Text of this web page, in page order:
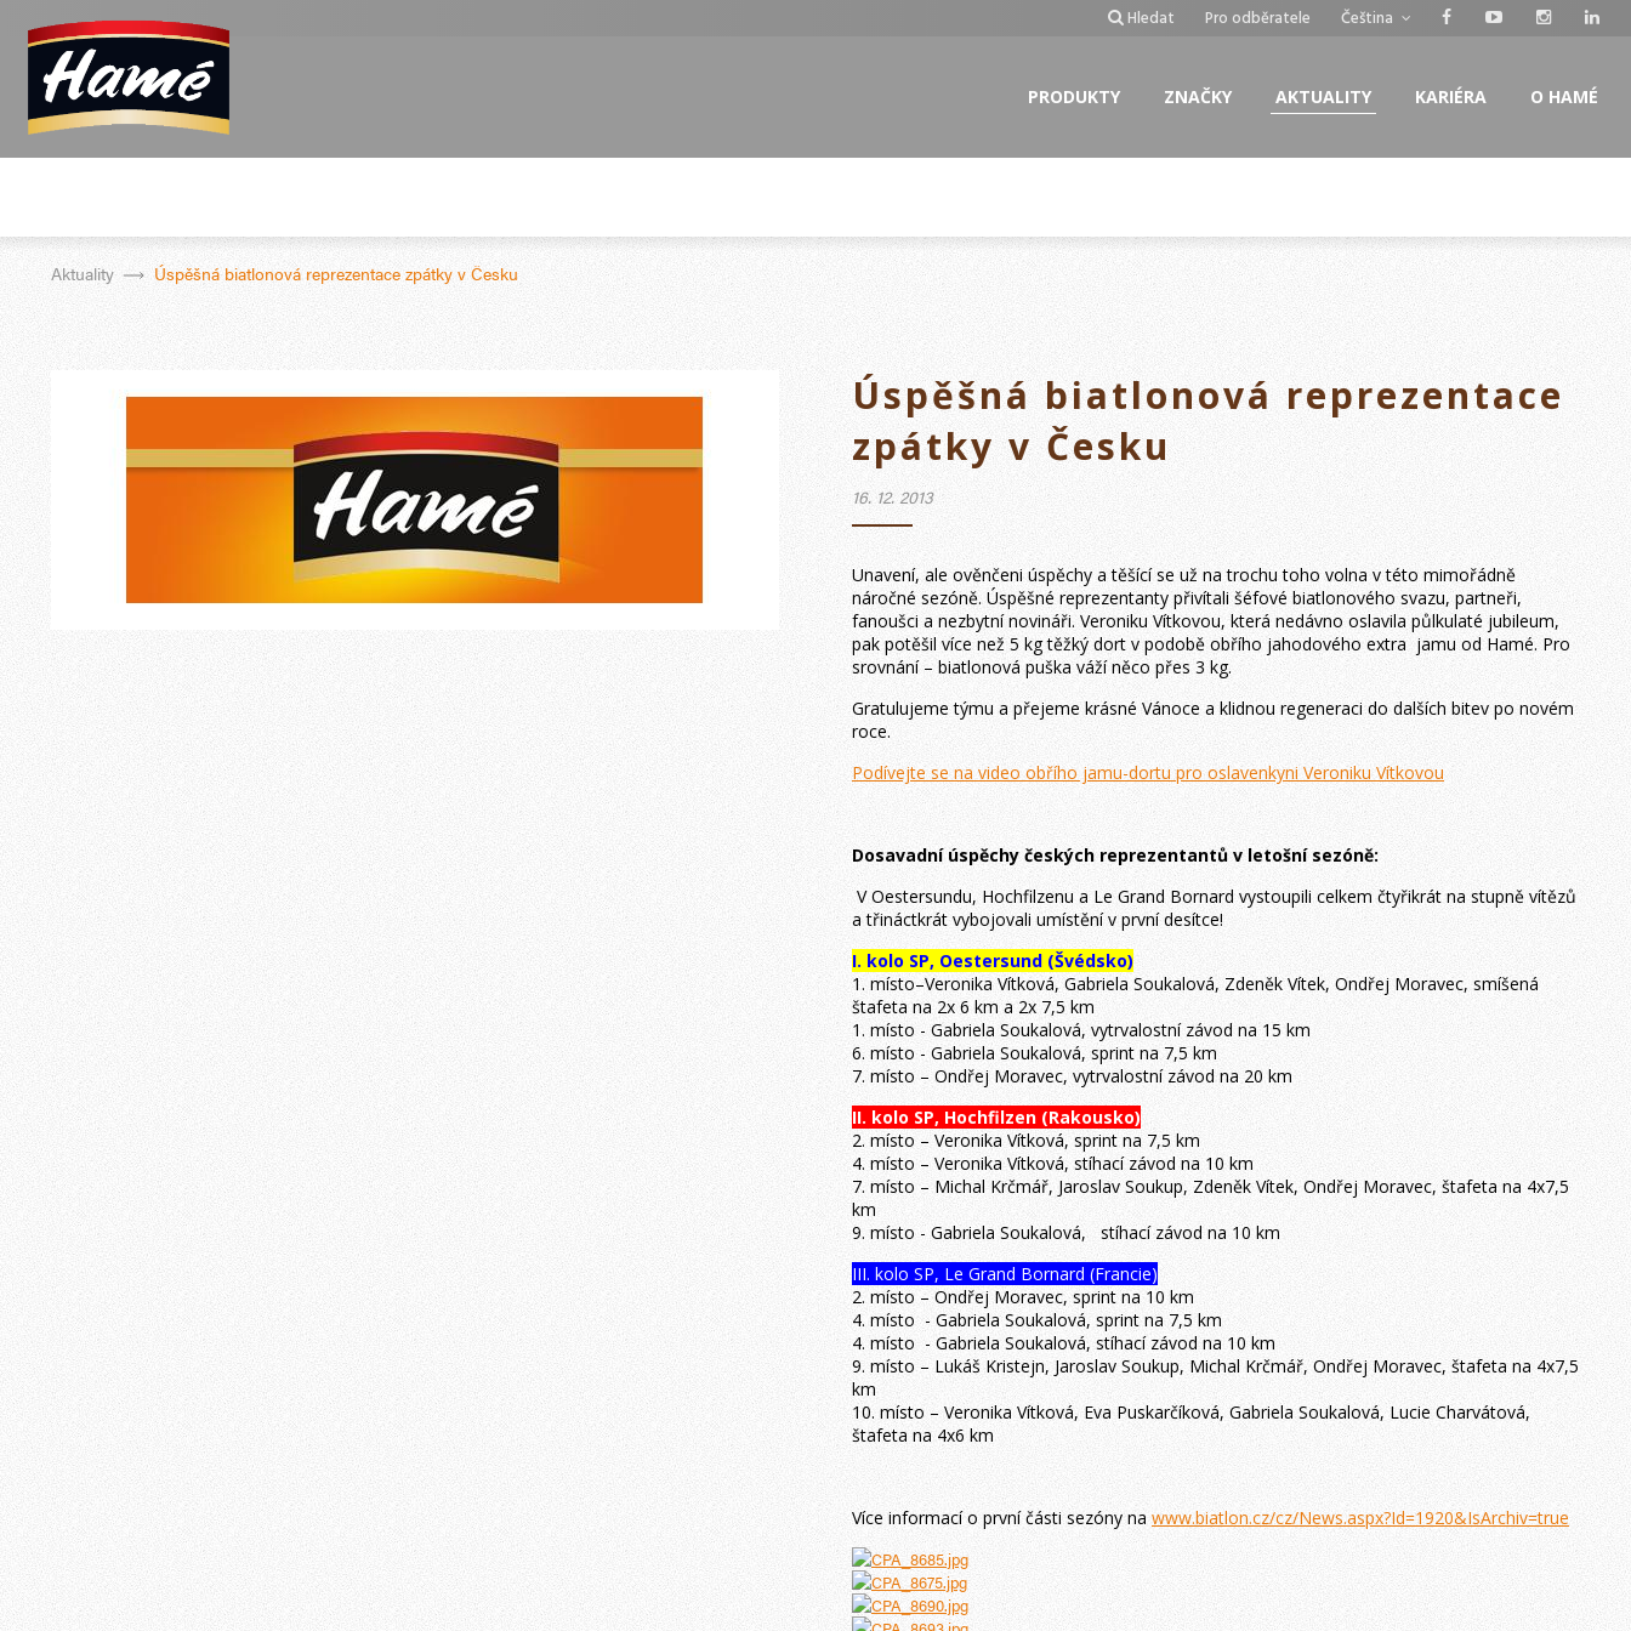
PRODUKTY ZNAČKY AKTUALITY KARIÉRA O HAMÉ
Čeština
Pro odběratele
Hledat
Aktuality Úspěšná biatlonová reprezentace zpátky v Česku
Úspěšná biatlonová reprezentace
zpátky v Česku
16. 12. 2013
Unavení, ale ověnčeni úspěchy a těšící se už na trochu toho volna v této mimořádně
náročné sezóně. Úspěšné reprezentanty přivítali šéfové biatlonového svazu, partneři,
fanoušci a nezbytní novináři. Veroniku Vítkovou, která nedávno oslavila půlkulaté jubileum,
pak potěšil více než 5 kg těžký dort v podobě obřího jahodového extra jamu od Hamé. Pro
srovnání – biatlonová puška váží něco přes 3 kg.
Gratulujeme týmu a přejeme krásné Vánoce a klidnou regeneraci do dalších bitev po novém
roce.
Podívejte se na video obřího jamu-dortu pro oslavenkyni Veroniku Vítkovou
Dosavadní úspěchy českých reprezentantů v letošní sezóně:
V Oestersundu, Hochfilzenu a Le Grand Bornard vystoupili celkem čtyřikrát na stupně vítězů
a třináctkrát vybojovali umístění v první desítce!
I. kolo SP, Oestersund (Švédsko)
1. místo–Veronika Vítková, Gabriela Soukalová, Zdeněk Vítek, Ondřej Moravec, smíšená
štafeta na 2x 6 km a 2x 7,5 km
1. místo - Gabriela Soukalová, vytrvalostní závod na 15 km
6. místo - Gabriela Soukalová, sprint na 7,5 km
7. místo – Ondřej Moravec, vytrvalostní závod na 20 km
II. kolo SP, Hochfilzen (Rakousko)
2. místo – Veronika Vítková, sprint na 7,5 km
4. místo – Veronika Vítková, stíhací závod na 10 km
7. místo – Michal Krčmář, Jaroslav Soukup, Zdeněk Vítek, Ondřej Moravec, štafeta na 4x7,5
km
9. místo - Gabriela Soukalová, stíhací závod na 10 km
III. kolo SP, Le Grand Bornard (Francie)
2. místo – Ondřej Moravec, sprint na 10 km
4. místo - Gabriela Soukalová, sprint na 7,5 km
4. místo - Gabriela Soukalová, stíhací závod na 10 km
9. místo – Lukáš Kristejn, Jaroslav Soukup, Michal Krčmář, Ondřej Moravec, štafeta na 4x7,5
km
10. místo – Veronika Vítková, Eva Puskarčíková, Gabriela Soukalová, Lucie Charvátová,
štafeta na 4x6 km
Více informací o první části sezóny na www.biatlon.cz/cz/News.aspx?Id=1920&IsArchiv=true